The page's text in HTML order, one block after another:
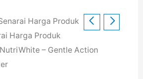
Harga Produk
Harga Produk
– Gentle Action